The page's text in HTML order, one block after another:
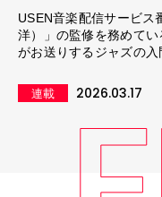
USEN音楽配信サービス
洋）」の監修を務めて
がお送りするジャズの入
連載 2026.03.17